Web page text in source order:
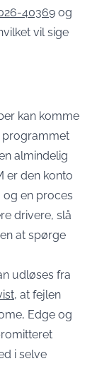
40369 og
vil sige
kan komme
programmet
almindelig
er den konto
og en proces
drivere, slå
at spørge
udløses fra
, at fejlen
Edge og
i selve